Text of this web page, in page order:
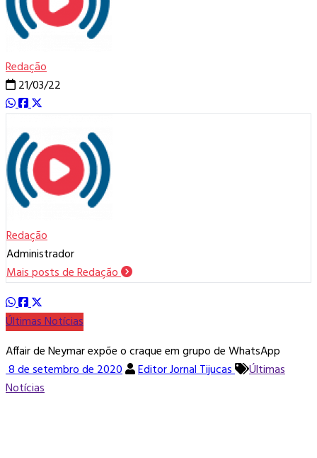
Redação
21/03/22
Redação
Administrador
Mais posts de Redação
Últimas Notícias
Affair de Neymar expõe o craque em grupo de WhatsApp
8 de setembro de 2020
Editor Jornal Tijucas
Últimas
Notícias